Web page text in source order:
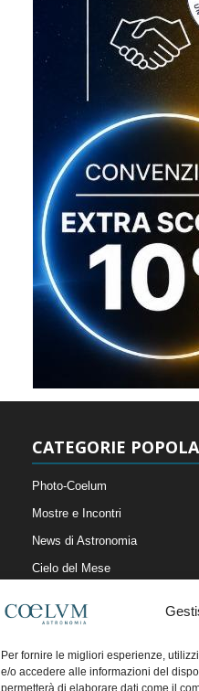
Per fornire le migliori esperienze,
e/o accedere alle informazioni del
permetterà di elaborare dati come il
CATEGORIE
Photo-Coelum
Mostre e Incontri
News di Astronomia
Cielo del Mese
Articoli e Risorse On-Line
Il Blog della Redazione